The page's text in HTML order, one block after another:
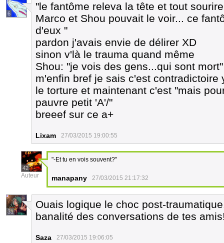
6
"le fantôme releva la tête et tout
Marco et Shou pouvait le voir... ce
d'eux "
pardon j'avais envie de délirer XD
sinon v'là le trauma quand même
Shou: "je vois des gens...qui sont
m'enfin bref je sais c'est
le torture et maintenant c'est "mais
pauvre petit 'A'/"
breeef sur ce a+
Lixam 27/03/2015 19:00:55
42
Auteur
"-Et tu en vois souvent?"
manapany 27/03/2015 21:17:32
31
Ouais logique le choc post-
banalité des conversations de tes
Saza 27/03/2015 19:06:05